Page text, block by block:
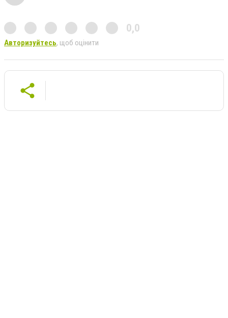
0,0
Авторизуйтесь, щоб оцінити